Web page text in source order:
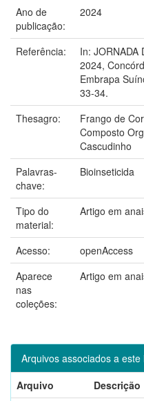
Ano de
publicação:
2024
Referência:
In: JORNADA
2024,
Embrapa
33-34.
Thesagro:
Frango de
Composto
Cascudinho
Palavras-
chave:
Bioinseticida
Tipo do
material:
Artigo em
Acesso:
openAccess
Aparece
nas
coleções:
Artigo em
Arquivos associados a este
Arquivo
Descrição